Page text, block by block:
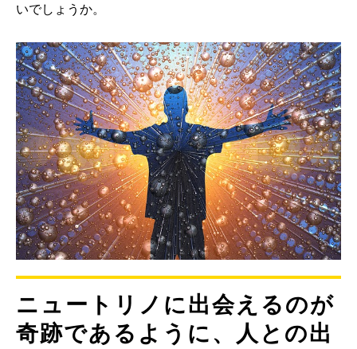
いでしょうか。
ニュートリノに出会えるのが
奇跡であるように、人との出